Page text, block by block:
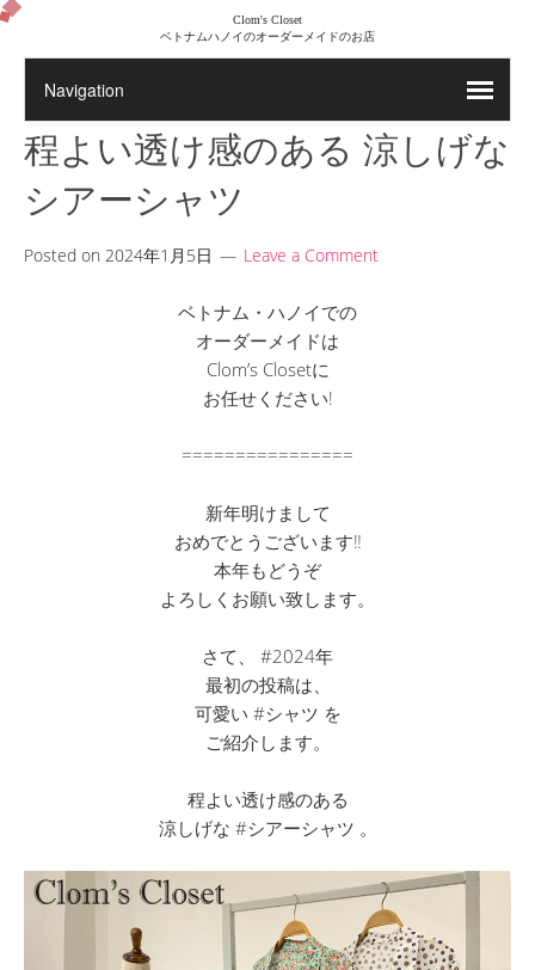
Clom's Closet
ベトナムハノイのオーダーメイドのお店
程よい透け感のある 涼しげな
シアーシャツ
Posted on 2024年1月5日 Leave a Comment
ベトナム・ハノイでの
オーダーメイドは
Clom’s Closetに
お任せください!
================
新年明けまして
おめでとうございます‼︎
本年もどうぞ
よろしくお願い致します。
さて、 #2024年
最初の投稿は、
可愛い #シャツ を
ご紹介します。
程よい透け感のある
涼しげな #シアーシャツ 。